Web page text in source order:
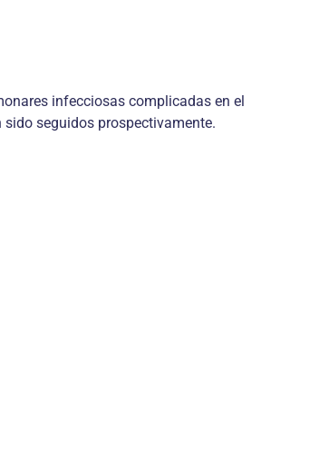
infecciosas complicadas en el
seguidos prospectivamente.